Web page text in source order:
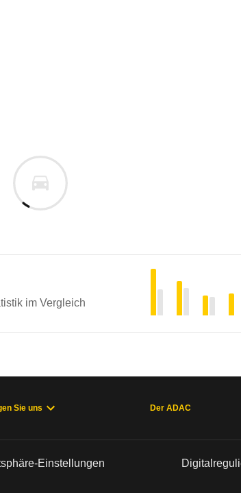
im Vergleich
Sie uns Der ADAC
Einstellungen